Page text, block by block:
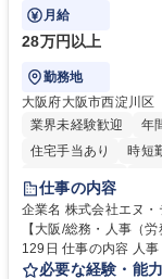
て柔軟に対応いただくこと
月給
28万円以上
勤務地
大阪府大阪市西淀川区
業界未経験歓迎
年
住宅手当あり
時短
完全週休2日制
仕事の内容
企業名 株式会社エヌ・
【大阪/総務・人事（
129日 仕事の内容 人事・総務・庶務業務等を幅広くお任せします。本社コ
ーポレート部門と連携
必要な経験・能